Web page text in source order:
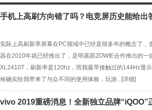
手机上高刷方向错了吗？电竞屏历史能给出
实际上高刷新率屏幕在PC领域中已经是很多年的概念了，
器在2010年就已经推出了，是明基跟ZOWIE合作推出的一
XL2410T，刷新率是120hz，而我最早接触过的144Hz显
候确实给我带来了与众不同的使用体验，玩游...[详细]
vivo 2019重磅消息！全新独立品牌“iQOO”